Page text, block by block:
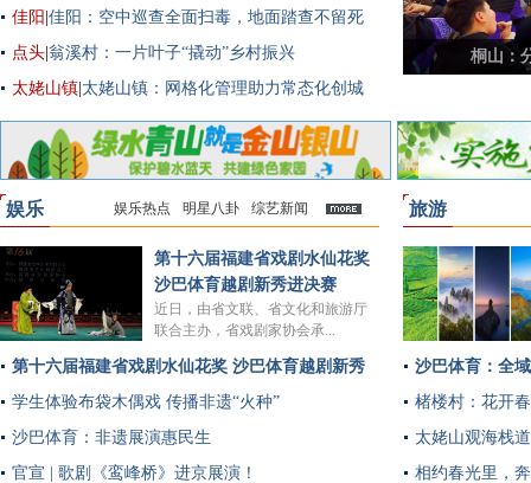
佳阳 佳阳：空中巡查全面扫毒，地面踏查不留死
角
点头 翁溪村：一片叶子“撬动”乡村振兴
太姥山镇 太姥山镇：网格化管理助力常态化创城
楮楼村
娱乐
多
娱乐热点 明星八卦 综艺新闻
第十六届福建省戏剧水仙花奖
沙巴体育越剧新秀进决赛
近日，由省文联、省文化和旅游厅
联合主办，省戏剧家协会承...
第十六届福建省戏剧水仙花奖 沙巴体育越剧新秀
进决赛
学生体验布袋木偶戏 传播非遗“火种”
沙巴体育：非遗展演惠民生
官宣 | 歌剧《鸾峰桥》进京展演！
旅游
沙巴体育：全
楮楼村：花开
太姥山观海栈
相约春光里，